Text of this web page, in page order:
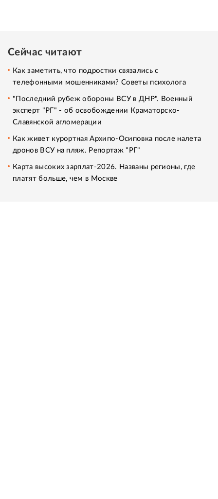
Сейчас читают
Как заметить, что подростки связались с
телефонными мошенниками? Советы психолога
"Последний рубеж обороны ВСУ в ДНР". Военный
эксперт "РГ" - об освобождении Краматорско-
Славянской агломерации
Как живет курортная Архипо-Осиповка после налета
дронов ВСУ на пляж. Репортаж "РГ"
Карта высоких зарплат-2026. Названы регионы, где
платят больше, чем в Москве